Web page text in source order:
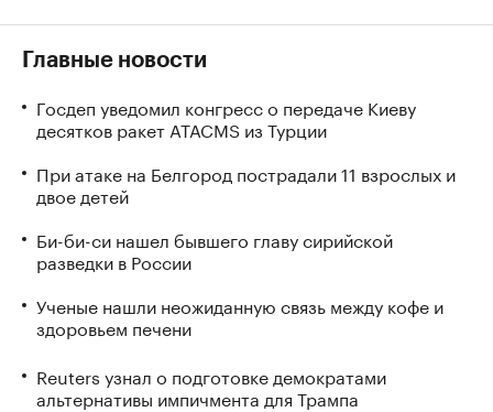
Главные новости
Госдеп уведомил конгресс о передаче Киеву
десятков ракет ATACMS из Турции
При атаке на Белгород пострадали 11 взрослых и
двое детей
Би-би-си нашел бывшего главу сирийской
разведки в России
Ученые нашли неожиданную связь между кофе и
здоровьем печени
Reuters узнал о подготовке демократами
альтернативы импичмента для Трампа